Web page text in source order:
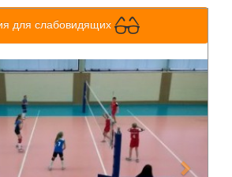
для слабовидящих
Next